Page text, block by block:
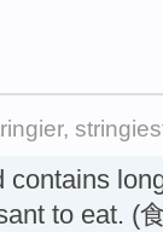
contains
to eat. (